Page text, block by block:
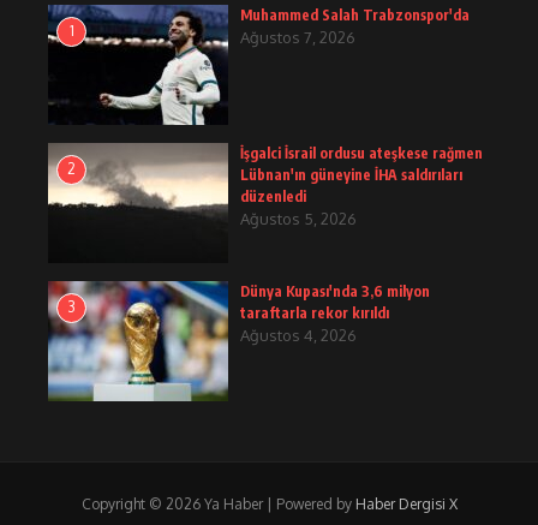
1
Muhammed Salah Trabzonspor'da
Ağustos 7, 2026
2
İşgalci İsrail ordusu ateşkese rağmen
Lübnan'ın güneyine İHA saldırıları
düzenledi
Ağustos 5, 2026
3
Dünya Kupası'nda 3,6 milyon
taraftarla rekor kırıldı
Ağustos 4, 2026
Copyright © 2026 Ya Haber | Powered by Haber Dergisi X